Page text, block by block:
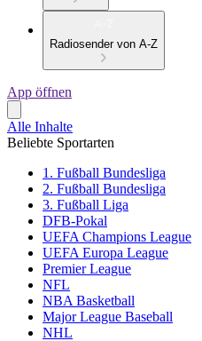
Radiosender von A-Z
App öffnen
Alle Inhalte
Beliebte Sportarten
1. Fußball Bundesliga
2. Fußball Bundesliga
3. Fußball Liga
DFB-Pokal
UEFA Champions League
UEFA Europa League
Premier League
NFL
NBA Basketball
Major League Baseball
NHL